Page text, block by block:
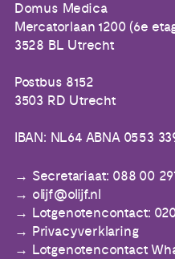
Domus Medica
Mercatorlaan 1200 (6e
3528 BL Utrecht
Postbus 8152
3503 RD Utrecht
IBAN: NL64 ABNA 0553
Secretariaat: 088 00
olijf@olijf.nl
Lotgenotencontact:
Privacyverklaring
Lotgenotencontact